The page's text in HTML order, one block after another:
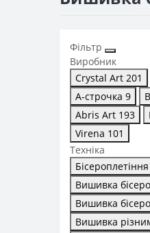
Фільтр
Виробник
Crystal Art 201
А-строчка 9
Abris Art 193
Virena 101
Техніка
Бісероплетіння
Вишивка
Вишивка
Вишивка